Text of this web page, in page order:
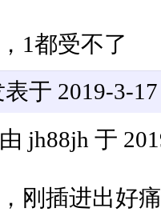
1都受不了
表于 2019-3-
jh88jh 于
刚插进出好